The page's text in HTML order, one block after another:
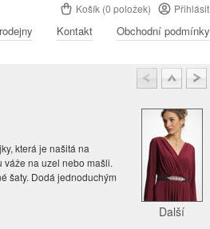
která je našitá na
váže na uzel nebo mašli.
šaty. Dodá jednoduchým
Další
Košík (0 položek) Přihlásit
Obchodní podmínky
Kontakt